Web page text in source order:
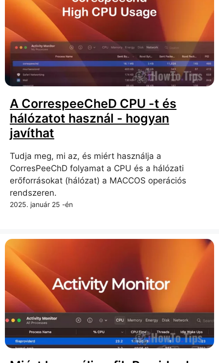
A CorrespeeCheD CPU -t és
hálózatot használ - hogyan
javíthat
Tudja meg, mi az, és miért használja a
CorresPeeChD folyamat a CPU és a hálózati
erőforrásokat (hálózat) a MACCOS operációs
rendszeren.
2025. január 25 -én